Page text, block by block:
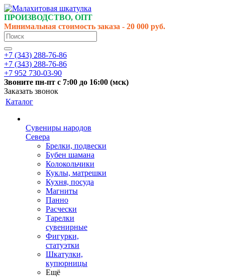
ПРОИЗВОДСТВО, ОПТ
Минимальная стоимость заказа - 20 000 руб.
+7 (343) 288-76-86
+7 (343) 288-76-86
+7 952 730-03-90
Звоните пн-пт с 7:00 до 16:00 (мск)
Заказать звонок
Каталог
Сувениры народов
Севера
Брелки, подвески
Бубен шамана
Колокольчики
Куклы, матрешки
Кухня, посуда
Магниты
Панно
Расчески
Тарелки
сувенирные
Фигурки,
статуэтки
Шкатулки,
купюрницы
Ещё